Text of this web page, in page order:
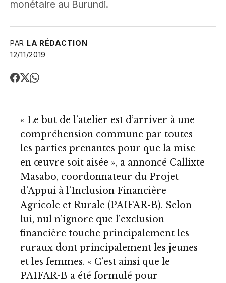
monétaire au Burundi.
PAR LA RÉDACTION
12/11/2019
« Le but de l’atelier est d’arriver à une
compréhension commune par toutes
les parties prenantes pour que la mise
en œuvre soit aisée », a annoncé Callixte
Masabo, coordonnateur du Projet
d’Appui à l’Inclusion Financière
Agricole et Rurale (PAIFAR-B). Selon
lui, nul n’ignore que l’exclusion
financière touche principalement les
ruraux dont principalement les jeunes
et les femmes. « C’est ainsi que le
PAIFAR-B a été formulé pour